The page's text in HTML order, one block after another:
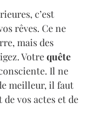
c’est
rêves. Ce ne
mais des
Votre quête
Il ne
meilleur, il faut
vos actes et de